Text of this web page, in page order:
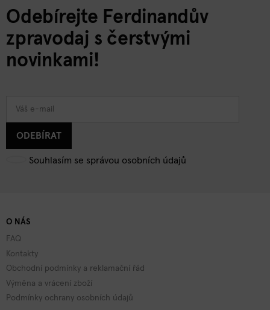
Odebírejte Ferdinandův
zpravodaj s čerstvými
novinkami!
ODEBÍRAT
Souhlasím se správou osobních údajů
O NÁS
FAQ
Kontakty
Obchodní podmínky a reklamační řád
Výměna a vrácení zboží
Podmínky ochrany osobních údajů